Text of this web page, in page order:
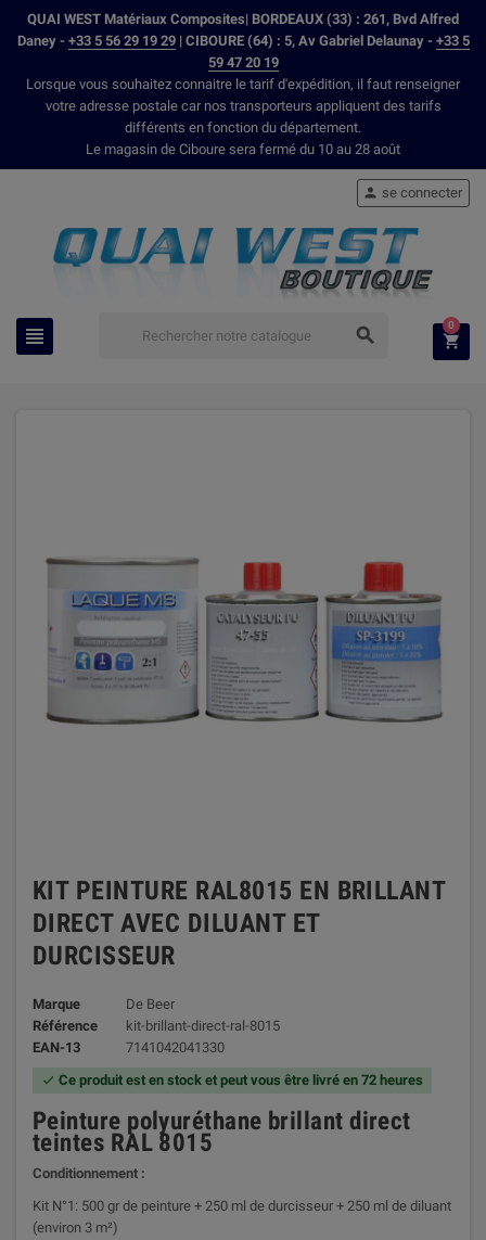
QUAI WEST Matériaux Composites| BORDEAUX (33) : 261, Bvd Alfred
Daney - +33 5 56 29 19 29| CIBOURE (64) : 5, Av Gabriel Delaunay - +33 5
59 47 20 19
Lorsque vous souhaitez connaitre le tarif d'expédition, il faut renseigner
votre adresse postale car nos transporteurs appliquent des tarifs
différents en fonction du département.
Le magasin de Ciboure sera fermé du 10 au 28 août
 
 se connecter

0
KIT PEINTURE RAL8015 EN BRILLANT
DIRECT AVEC DILUANT ET
DURCISSEUR
Marque
De Beer
Référence
kit-brillant-direct-ral-8015
EAN-13
7141042041330
 Ce produit est en stock et peut vous être livré en 72 heures
Peinture polyuréthane brillant direct
teintes RAL 8015
Conditionnement :
Kit N°1: 500 gr de peinture + 250 ml de durcisseur + 250 ml de diluant
(environ 3 m²)